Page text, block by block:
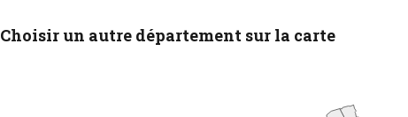
Choisir un autre département sur la carte